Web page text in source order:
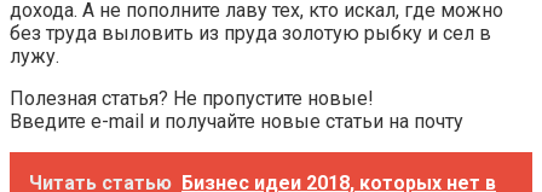
дохода. А не пополните лаву тех, кто искал, где можно
без труда выловить из пруда золотую рыбку и сел в
лужу.
Полезная статья? Не пропустите новые!
Введите e-mail и получайте новые статьи на почту
Читать статью Бизнес идеи 2018, которых нет в